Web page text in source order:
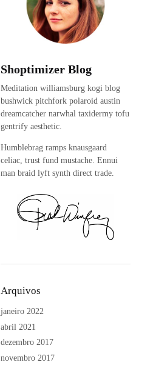
Shoptimizer Blog
Meditation williamsburg kogi blog
bushwick pitchfork polaroid austin
dreamcatcher narwhal taxidermy tofu
gentrify aesthetic.
Humblebrag ramps knausgaard
celiac, trust fund mustache. Ennui
man braid lyft synth direct trade.
Arquivos
janeiro 2022
abril 2021
dezembro 2017
novembro 2017